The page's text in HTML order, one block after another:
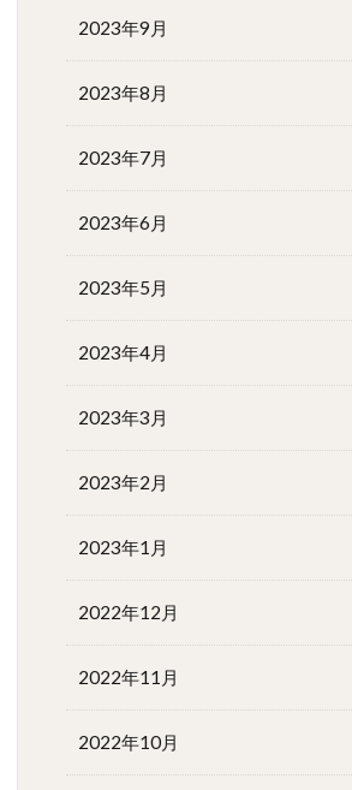
2023年9月
2023年8月
2023年7月
2023年6月
2023年5月
2023年4月
2023年3月
2023年2月
2023年1月
2022年12月
2022年11月
2022年10月